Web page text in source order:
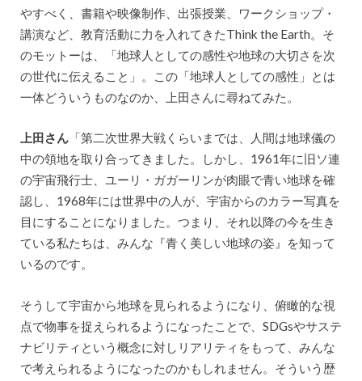
やすべく、書籍や映像制作、出張授業、ワークショップ・
講演など、教育活動に力を入れてきたThink the Earth。そ
のモットーは、「地球人としての感性や地球の大切さを次
の世代に伝えること」。この「地球人としての感性」とは
一体どういうものなのか、上田さんに尋ねてみた。
上田さん「第二次世界大戦くらいまでは、人間は地球儀の
中の領地を取り合ってきました。しかし、1961年に旧ソ連
の宇宙飛行士、ユーリ・ガガーリンが肉眼で青い地球を確
認し、1968年には世界中の人が、宇宙からのカラー写真を
目にすることになりました。つまり、それ以降の今を生き
ている私たちは、みんな『青く美しい地球の姿』を知って
いるのです。
そうして宇宙から地球を見られるようになり、俯瞰的な視
点で物事を捉えられるようになったことで、SDGsやサステ
ナビリティという概念に対しリアリティをもって、みんな
で考えられるようになったのかもしれません。そういう歴